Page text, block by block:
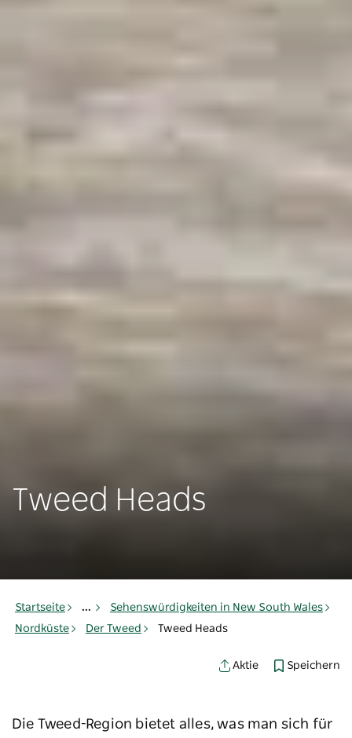
Tweed Heads
Startseite ...
Sehenswürdigkeiten in New South Wales
Nordküste
Der Tweed Tweed Heads
Aktie Speichern
Die Tweed-Region bietet alles, was man sich für